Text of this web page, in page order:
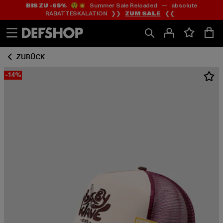
Zum
Inhalt
springen
Zum
Fußzeile
springen
BIS ZU -65%😲💥 Summer Sale Reloaded — absolute
RABATTESKALATION ❯❯ ZUM SALE ❮❮
ZURÜCK
-14%